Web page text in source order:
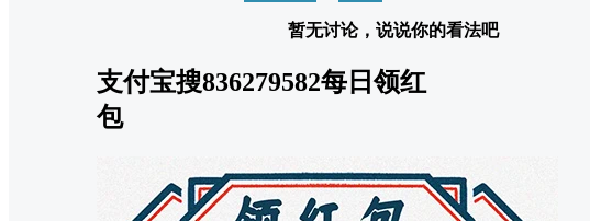
暂无讨论，说说你的看法吧
支付宝搜836279582每日领红
包